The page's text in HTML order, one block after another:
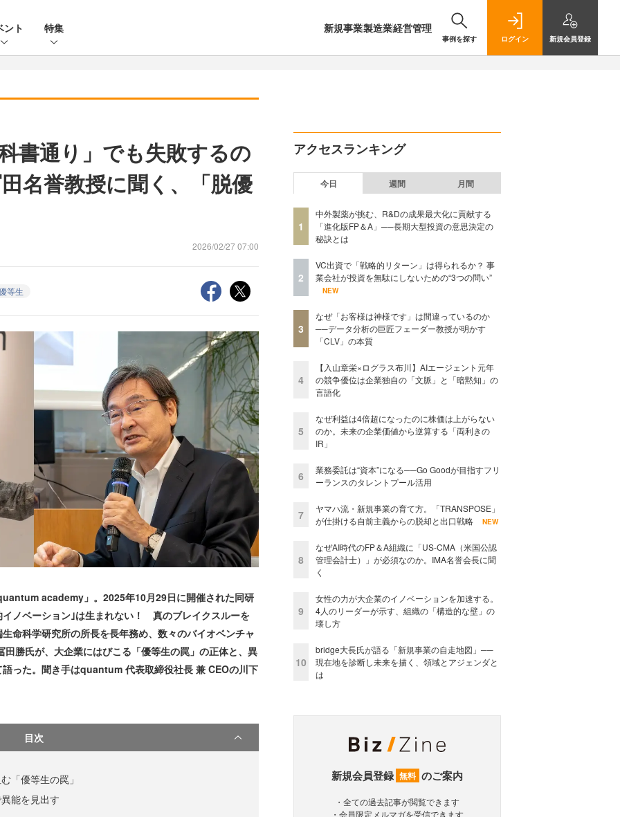
ント 特集 新規事業製造業経営管理
事例を探す ログイン 新規会員登録
書通り」でも失敗するの
名誉教授に聞く、「脱優
2026/02/27 07:00
等生
academy」。2025年10月29日に開催された同研
ノベーション｣は生まれない！ 真のブレイクスルーを
命科学研究所の所長を長年務め、数々のバイオベンチャ
勝氏が、大企業にはびこる「優等生の罠」の正体と、異
った。聞き手はquantum 代表取締役社長 兼 CEOの川下
目次
「優等生の罠」
能を見出す
アクセスランキング
今日 週間 月間
1
中外製薬が挑む、R&Dの成果最大化に貢献する
「進化版FP＆A」──長期大型投資の意思決定の
秘訣とは
2
VC出資で「戦略的リターン」は得られるか？ 事
業会社が投資を無駄にしないための“3つの問い”
NEW
3
なぜ「お客様は神様です」は間違っているのか
──データ分析の巨匠フェーダー教授が明かす
「CLV」の本質
4
【入山章栄×ログラス布川】AIエージェント元年
の競争優位は企業独自の「文脈」と「暗黙知」の
言語化
5
なぜ利益は4倍超になったのに株価は上がらない
のか。未来の企業価値から逆算する「両利きの
IR」
6
業務委託は“資本”になる──Go Goodが目指すフリ
ーランスのタレントプール活用
7
ヤマハ流・新規事業の育て方。「TRANSPOSE」
が仕掛ける自前主義からの脱却と出口戦略
NEW
8
なぜAI時代のFP＆A組織に「US-CMA（米国公認
管理会計士）」が必須なのか。IMA名誉会長に聞
く
9
女性の力が大企業のイノベーションを加速する。
4人のリーダーが示す、組織の「構造的な壁」の
壊し方
10
bridge大長氏が語る「新規事業の自走地図」──
現在地を診断し未来を描く、領域とアジェンダと
は
新規会員登録 無料 のご案内
・全ての過去記事が閲覧できます
・会員限定メルマガを受信できます